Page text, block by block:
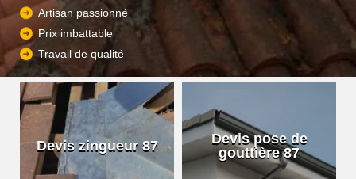
Artisan passionné
Prix imbattable
Travail de qualité
Devis zingueur 87
Devis pose de
gouttière 87